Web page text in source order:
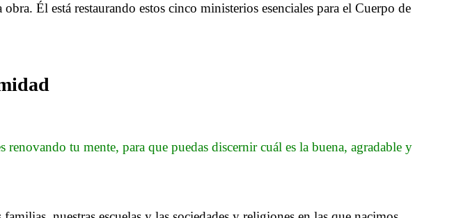
Él está restaurando estos cinco ministerios esenciales para el Cuerpo de
tu mente, para que puedas discernir cuál es la buena, agradable y